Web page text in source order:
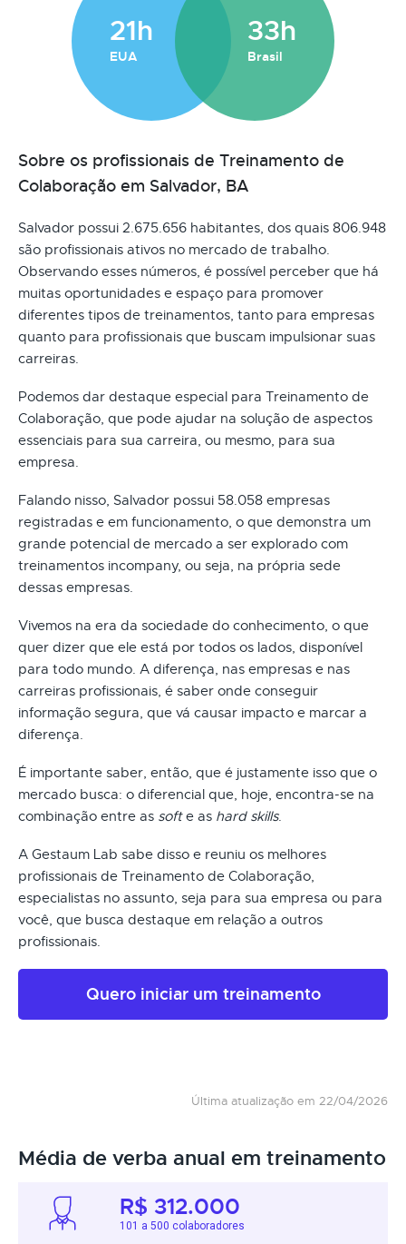
21h
EUA
33h
Brasil
Sobre os profissionais de Treinamento de
Colaboração em Salvador, BA
Salvador possui 2.675.656 habitantes, dos quais 806.948
são profissionais ativos no mercado de trabalho.
Observando esses números, é possível perceber que há
muitas oportunidades e espaço para promover
diferentes tipos de treinamentos, tanto para empresas
quanto para profissionais que buscam impulsionar suas
carreiras.
Podemos dar destaque especial para Treinamento de
Colaboração, que pode ajudar na solução de aspectos
essenciais para sua carreira, ou mesmo, para sua
empresa.
Falando nisso, Salvador possui 58.058 empresas
registradas e em funcionamento, o que demonstra um
grande potencial de mercado a ser explorado com
treinamentos incompany, ou seja, na própria sede
dessas empresas.
Vivemos na era da sociedade do conhecimento, o que
quer dizer que ele está por todos os lados, disponível
para todo mundo. A diferença, nas empresas e nas
carreiras profissionais, é saber onde conseguir
informação segura, que vá causar impacto e marcar a
diferença.
É importante saber, então, que é justamente isso que o
mercado busca: o diferencial que, hoje, encontra-se na
combinação entre as softe as hard skills.
A Gestaum Lab sabe disso e reuniu os melhores
profissionais de Treinamento de Colaboração,
especialistas no assunto, seja para sua empresa ou para
você, que busca destaque em relação a outros
profissionais.
Quero iniciar um treinamento
Última atualização em 22/04/2026
Média de verba anual em treinamento
R$ 312.000
101 a 500 colaboradores